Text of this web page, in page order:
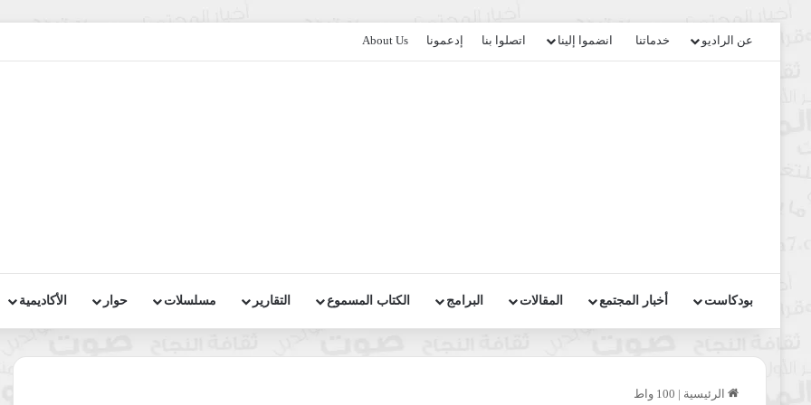
عن الراديو خدماتنا انضموا إلينا اتصلوا بنا إدعمونا About Us
بودكاست أخبار المجتمع المقالات البرامج الكتاب المسموع التقارير مسلسلات حوار الأكاديمية
الرئيسية | 100 واط